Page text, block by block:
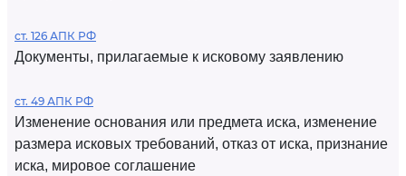
ст. 126 АПК РФ
Документы, прилагаемые к исковому заявлению
ст. 49 АПК РФ
Изменение основания или предмета иска, изменение
размера исковых требований, отказ от иска, признание
иска, мировое соглашение